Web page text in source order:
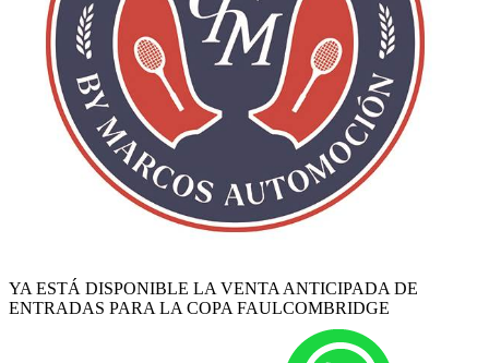
YA ESTÁ DISPONIBLE LA VENTA ANTICIPADA DE
ENTRADAS PARA LA COPA FAULCOMBRIDGE